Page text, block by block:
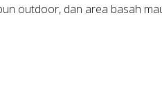
outdoor, dan area basah